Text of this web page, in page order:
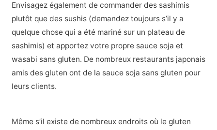
Envisagez également de commander des sashimis
plutôt que des sushis (demandez toujours s’il y a
quelque chose qui a été mariné sur un plateau de
sashimis) et apportez votre propre sauce soja et
wasabi sans gluten. De nombreux restaurants japonais
amis des gluten ont de la sauce soja sans gluten pour
leurs clients.
Même s’il existe de nombreux endroits où le gluten